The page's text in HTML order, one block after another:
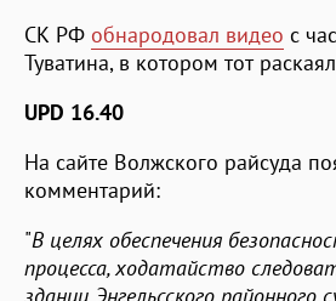
СК РФ обнародовал видео с
Туватина, в котором тот
UPD 16.40
На сайте Волжского райсуда
комментарий:
"В целях обеспечения
процесса, ходатайство